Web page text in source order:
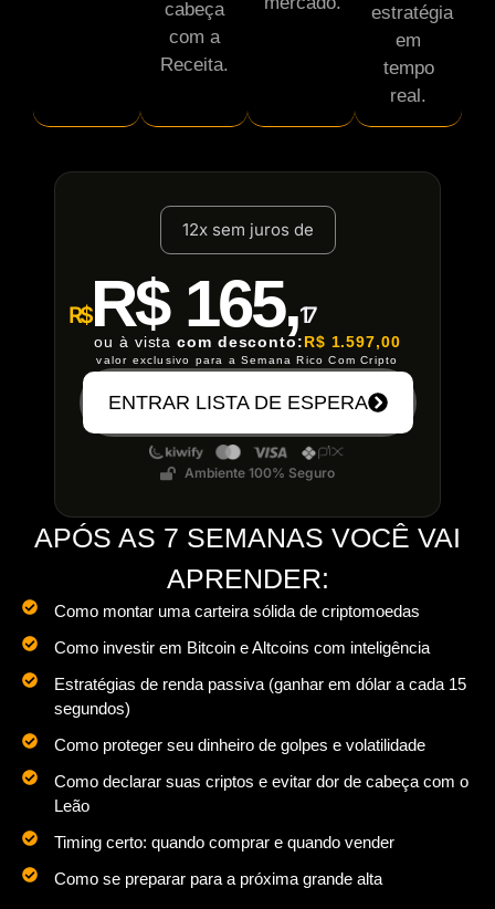
cabeça
com a
Receita.
estratégia
em
tempo
real.
12x sem juros de
R$R$ 165,17
ou à vista com desconto:R$ 1.597,00
valor exclusivo para a Semana Rico Com Cripto
ENTRAR LISTA DE ESPERA
Ambiente 100% Seguro
APÓS AS 7 SEMANAS VOCÊ VAI
APRENDER:
Como montar uma carteira sólida de criptomoedas
Como investir em Bitcoin e Altcoins com inteligência
Estratégias de renda passiva (ganhar em dólar a cada 15
segundos)
Como proteger seu dinheiro de golpes e volatilidade
Como declarar suas criptos e evitar dor de cabeça com o
Leão
Timing certo: quando comprar e quando vender
Como se preparar para a próxima grande alta